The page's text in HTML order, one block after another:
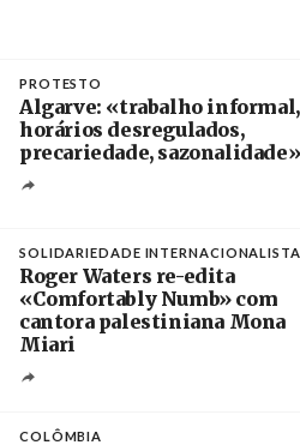
PROTESTO
Algarve: «trabalho informal,
horários desregulados,
precariedade, sazonalidade»
SOLIDARIEDADE INTERNACIONALISTA
Roger Waters re-edita
«Comfortably Numb» com
cantora palestiniana Mona
Miari
COLÔMBIA